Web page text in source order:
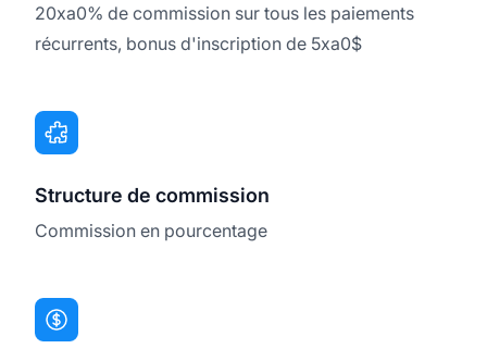
20xa0% de commission sur tous les paiements
récurrents, bonus d'inscription de 5xa0$
Structure de commission
Commission en pourcentage